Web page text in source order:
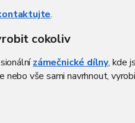
p
r
v
k
y
v
ý
.
cokoliv
zámečnické dílny, kde
vše sami navrhnout,